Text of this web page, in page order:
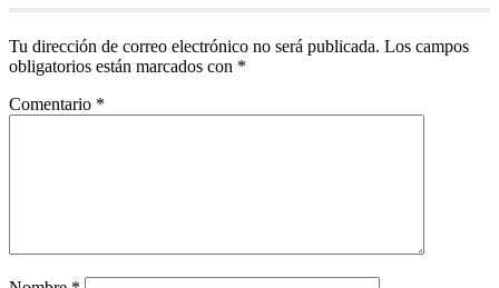
Tu dirección de correo electrónico no será publicada. Los campos
obligatorios están marcados con *
Comentario *